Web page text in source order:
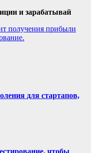
и зарабатывай
получения прибыли
для стартапов,